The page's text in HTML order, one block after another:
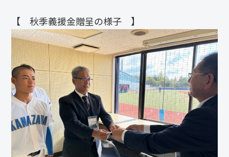
【 秋季義援金贈呈の様子 】